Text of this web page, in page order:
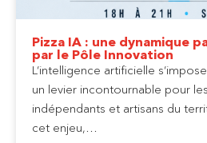
Pizza IA : une dynamique
par le Pôle Innovation
L’intelligence artificielle
un levier incontournable pour
indépendants et artisans du
cet enjeu,…